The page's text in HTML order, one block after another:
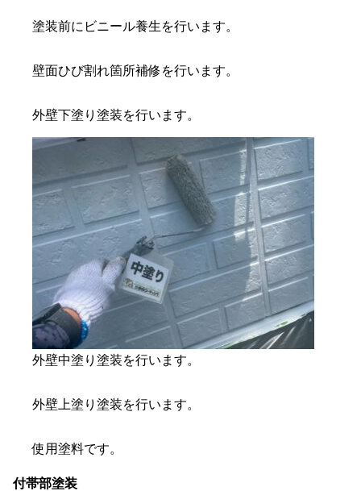
塗装前にビニール養生を行います。
壁面ひび割れ箇所補修を行います。
外壁下塗り塗装を行います。
外壁中塗り塗装を行います。
外壁上塗り塗装を行います。
使用塗料です。
付帯部塗装